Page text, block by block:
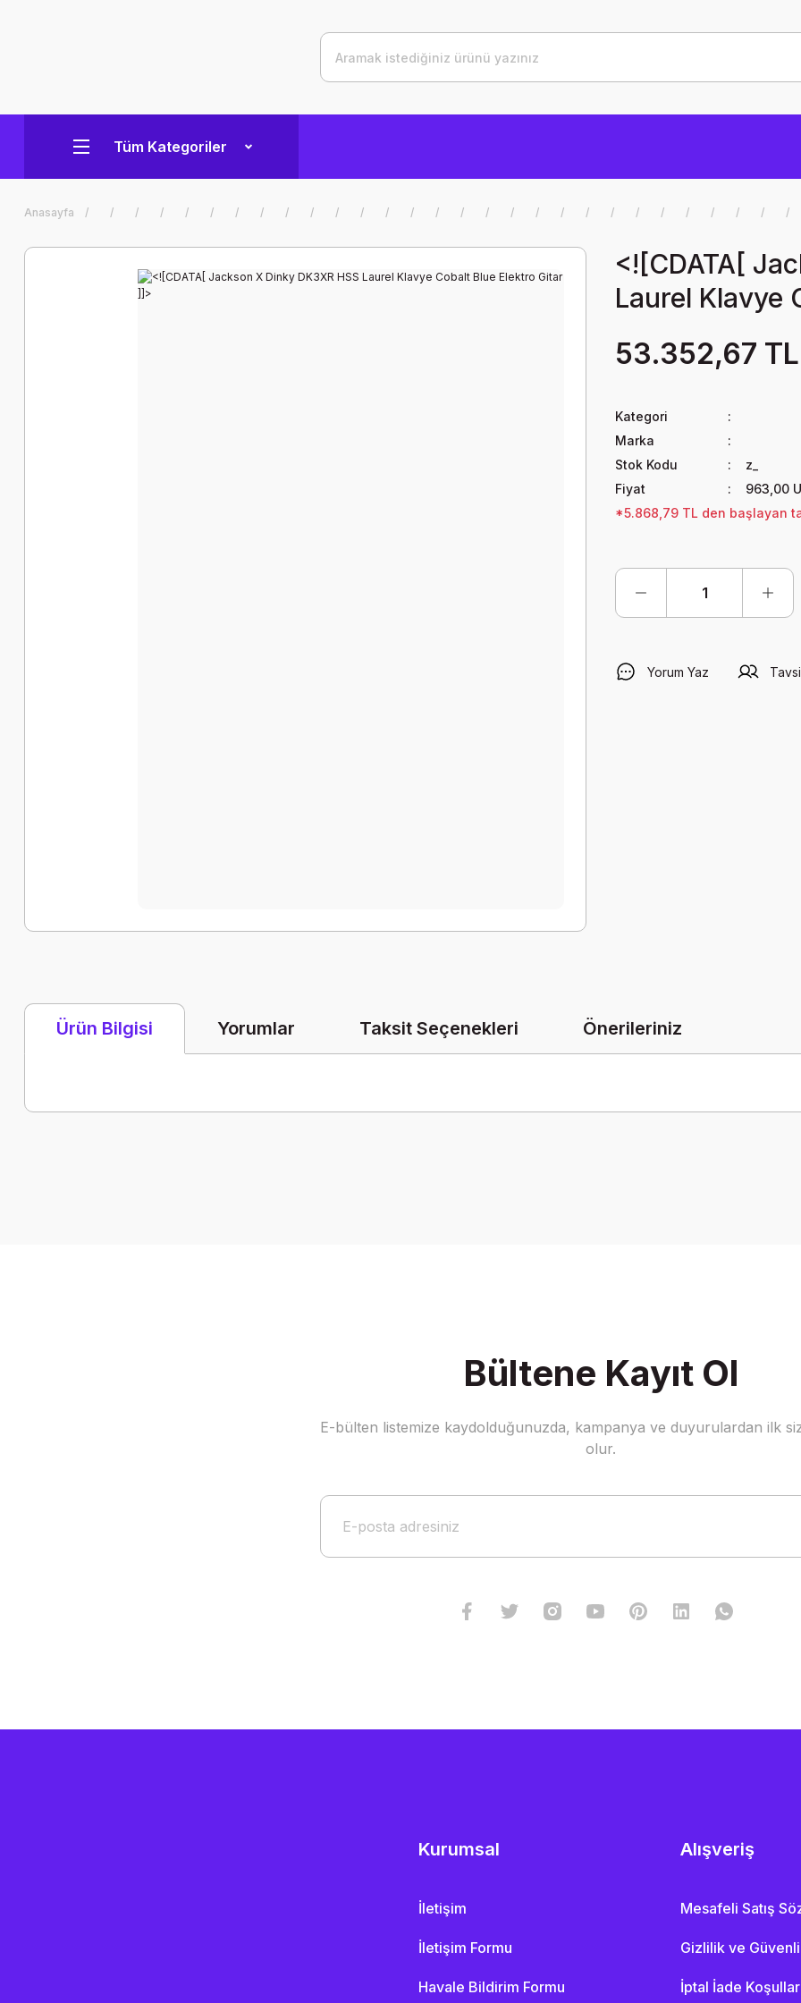
Tüm Kategoriler
Anasayfa
<![CDATA[
Laurel Klavye
53.352,67 TL
Kategori
Marka
Stok Kodu
z_
Fiyat
963,00
*5.868,79 TL den başlayan
Yorum Yaz
Ürün Bilgisi Yorumlar Taksit Seçenekleri Önerileriniz
Gönder
Bültene Kayıt Ol
E-bülten listemize kaydolduğunuzda, kampanya ve duyurulardan ilk
olur.
Kurumsal
İletişim
İletişim Formu
Havale Bildirim Formu
Alışveriş
Mesafeli Satış
Gizlilik ve
İptal İade